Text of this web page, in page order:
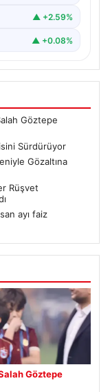
▲ +2.59%
▲ +0.08%
Göztepe
Sürdürüyor
Gözaltına
Rüşvet
ayı faiz
Göztepe